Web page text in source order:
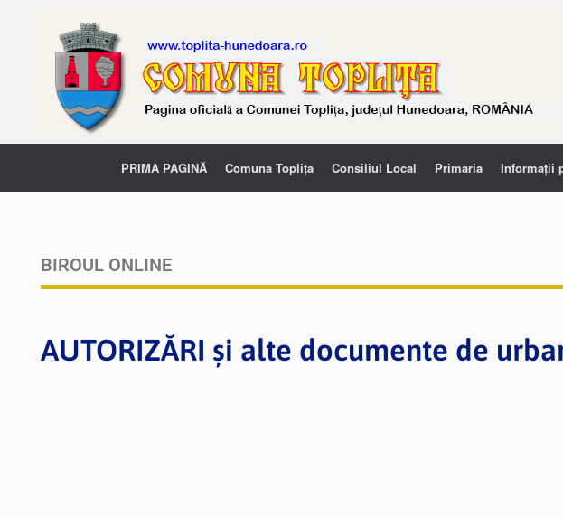
PRIMA PAGINĂ Comuna Toplița Consiliul Local Primaria Informații
BIROUL ONLINE
AUTORIZĂRI și alte documente de